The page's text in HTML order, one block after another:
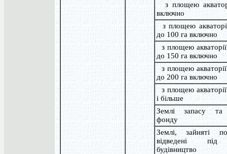
з площею
включно
з площею
до 100 га включно
з площею
до 150 га включно
з площею
до 200 га включно
з площею
і більше
Землі запасу та
фонду
Землі, зайняті
відведені під
будівництво